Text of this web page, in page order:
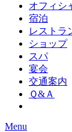
オフィシ
宿泊
レストラ
ショップ
スパ
宴会
交通案内
Ｑ&Ａ
Menu